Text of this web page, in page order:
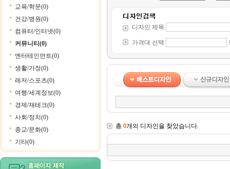
교육/학문(0)
건강/병원(0)
컴퓨터/인터넷(0)
커뮤니티(0)
엔터테인먼트(0)
생활/가정(0)
레저/스포츠(0)
여행/세계정보(0)
경제/재테크(0)
사회/정치(0)
종교/문화(0)
기타(0)
디자인 제목
가격대 선택
총 0개의 디자인을 찾았습니다.